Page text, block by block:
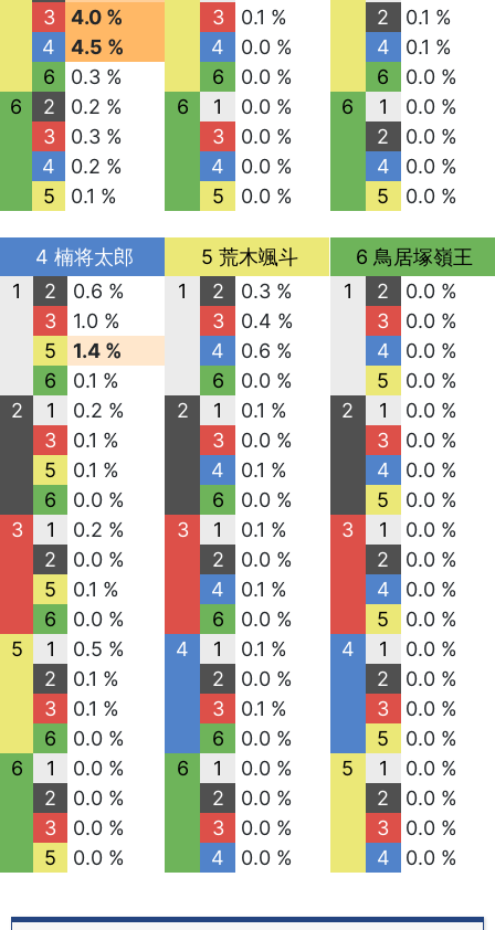
3
4.0 %
4
4.5 %
6
0.3 %
6
2
0.2 %
3
0.3 %
4
0.2 %
5
0.1 %
3
0.1 %
4
0.0 %
6
0.0 %
6
1
0.0 %
3
0.0 %
4
0.0 %
5
0.0 %
2
0.1 %
4
0.1 %
6
0.0 %
6
1
0.0 %
2
0.0 %
4
0.0 %
5
0.0 %
4 楠将太郎
1
2
0.6 %
3
1.0 %
5
1.4 %
6
0.1 %
2
1
0.2 %
3
0.1 %
5
0.1 %
6
0.0 %
3
1
0.2 %
2
0.0 %
5
0.1 %
6
0.0 %
5
1
0.5 %
2
0.1 %
3
0.1 %
6
0.0 %
6
1
0.0 %
2
0.0 %
3
0.0 %
5
0.0 %
5 荒木颯斗
1
2
0.3 %
3
0.4 %
4
0.6 %
6
0.0 %
2
1
0.1 %
3
0.0 %
4
0.1 %
6
0.0 %
3
1
0.1 %
2
0.0 %
4
0.1 %
6
0.0 %
4
1
0.1 %
2
0.0 %
3
0.1 %
6
0.0 %
6
1
0.0 %
2
0.0 %
3
0.0 %
4
0.0 %
6 鳥居塚嶺王
1
2
0.0 %
3
0.0 %
4
0.0 %
5
0.0 %
2
1
0.0 %
3
0.0 %
4
0.0 %
5
0.0 %
3
1
0.0 %
2
0.0 %
4
0.0 %
5
0.0 %
4
1
0.0 %
2
0.0 %
3
0.0 %
5
0.0 %
5
1
0.0 %
2
0.0 %
3
0.0 %
4
0.0 %